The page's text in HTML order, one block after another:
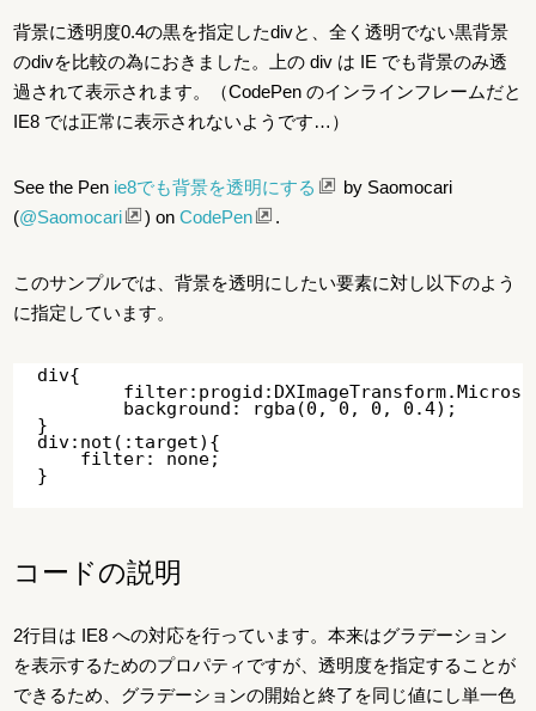
背景に透明度0.4の黒を指定したdivと、全く透明でない黒背景
のdivを比較の為におきました。上の div は IE でも背景のみ透
過されて表示されます。（CodePen のインラインフレームだと
IE8 では正常に表示されないようです…）
See the Pen ie8でも背景を透明にする
by Saomocari
(@Saomocari ) onCodePen .
このサンプルでは、背景を透明にしたい要素に対し以下のよう
に指定しています。
div{
	filter:progid:DXImageTransform.Microsoft.gradient(startColorstr=#66000000,endColorstr=#66000000);
}
div:not(:target){
    filter: none;
コードの説明
2行目は IE8 への対応を行っています。本来はグラデーション
を表示するためのプロパティですが、透明度を指定することが
できるため、グラデーションの開始と終了を同じ値にし単一色